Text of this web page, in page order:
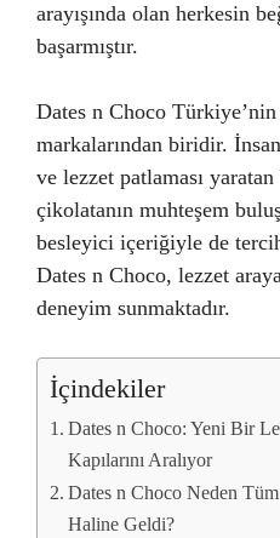
arayışında olan herkesin
başarmıştır.
Dates n Choco
markalarından biridir.
ve lezzet patlaması
çikolatanın muhteşem
besleyici içeriğiyle de
Dates n Choco, lezzet
deneyim sunmaktadır.
İçindekiler
Dates n Choco: Yeni Bir
Kapılarını Aralıyor
Dates n Choco Neden
Haline Geldi?